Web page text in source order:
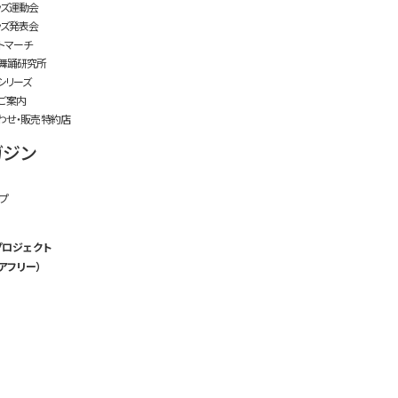
ズ運動会
ズ発表会
マーチ
踊研究所
リーズ
案内
せ・販売特約店
ン
ジェクト
フリー）